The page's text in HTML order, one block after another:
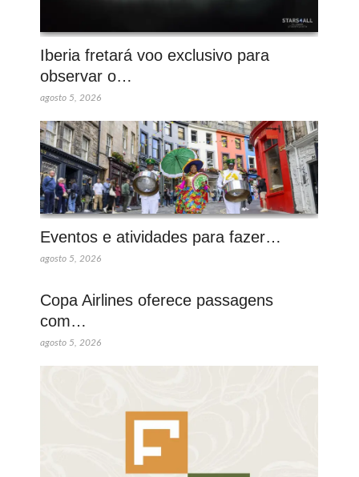
Iberia fretará voo exclusivo para
observar o…
agosto 5, 2026
Eventos e atividades para fazer…
agosto 5, 2026
Copa Airlines oferece passagens
com…
agosto 5, 2026